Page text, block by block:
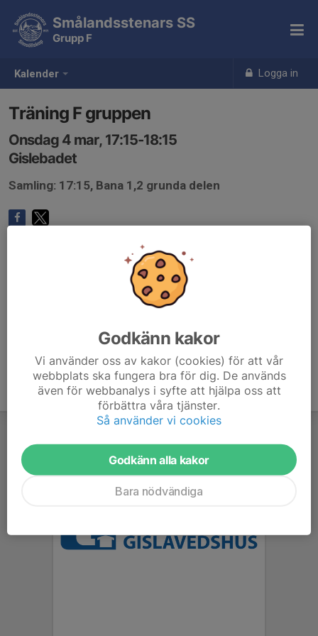
Kalender Logga in
Smålandsstenars SS
Grupp F
Träning F gruppen
Onsdag 4 mar, 17:15-18:15
Gislebadet
Samling: 17:15, Bana 1,2 grunda delen
Godkänn kakor
Vi använder oss av kakor (cookies) för att vår
webbplats ska fungera bra för dig. De används
även för webbanalys i syfte att hjälpa oss att
förbättra våra tjänster.
Så använder vi cookies
Godkänn alla kakor
Bara nödvändiga